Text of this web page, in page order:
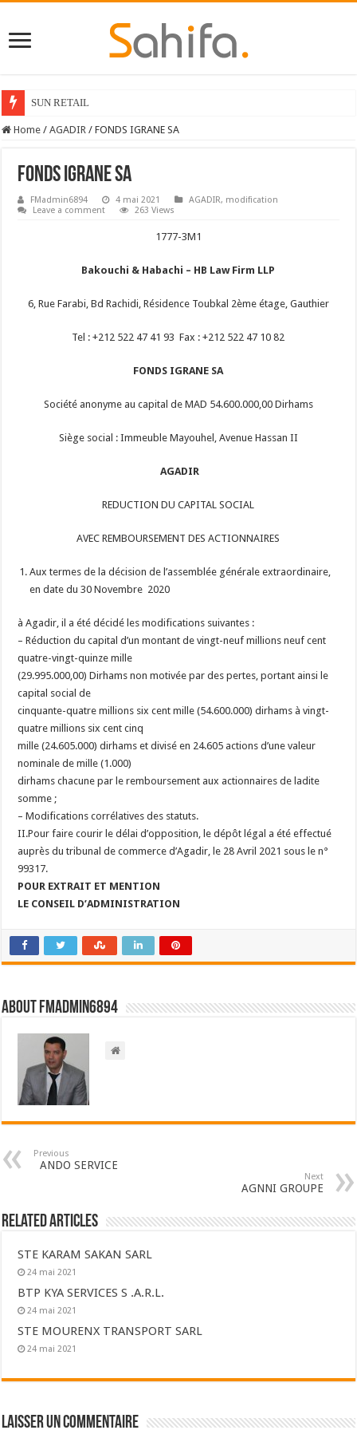
SUN RETAIL
Home / AGADIR / FONDS IGRANE SA
FONDS IGRANE SA
FMadmin6894 4 mai 2021 AGADIR, modification
Leave a comment
263 Views
1777-3M1
Bakouchi & Habachi – HB Law Firm LLP
6, Rue Farabi, Bd Rachidi, Résidence Toubkal 2èmeétage, Gauthier
Tel : +212 522 47 41 93 Fax : +212 522 47 10 82
FONDS IGRANE SA
Société anonyme au capital de MAD 54.600.000,00 Dirhams
Siège social : Immeuble Mayouhel, Avenue Hassan II
AGADIR
REDUCTION DU CAPITAL SOCIAL
AVEC REMBOURSEMENT DES ACTIONNAIRES
Aux termes de la décision de l’assemblée générale extraordinaire,
en date du 30 Novembre 2020
à Agadir, il a été décidé les modifications suivantes :
– Réduction du capital d’un montant de vingt-neuf millions neuf cent
quatre-vingt-quinze mille
(29.995.000,00) Dirhams non motivée par des pertes, portant ainsi le
capital social de
cinquante-quatre millions six cent mille (54.600.000) dirhams à vingt-
quatre millions six cent cinq
mille (24.605.000) dirhams et divisé en 24.605 actions d’une valeur
nominale de mille (1.000)
dirhams chacune par le remboursement aux actionnaires de ladite
somme ;
– Modifications corrélatives des statuts.
II.Pour faire courir le délai d’opposition, le dépôt légal a été effectué
auprès du tribunal de commerce d’Agadir, le 28 Avril 2021 sous le n°
99317.
POUR EXTRAIT ET MENTION
LE CONSEIL D’ADMINISTRATION
About FMadmin6894
Previous
ANDO SERVICE
Next
AGNNI GROUPE
Related Articles
STE KARAM SAKAN SARL
24 mai 2021
BTP KYA SERVICES S .A.R.L.
24 mai 2021
STE MOURENX TRANSPORT SARL
24 mai 2021
Laisser un commentaire